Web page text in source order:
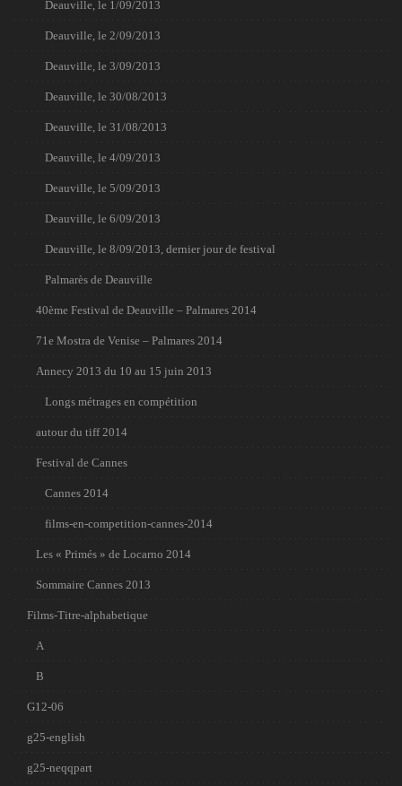
Deauville, le 1/09/2013
Deauville, le 2/09/2013
Deauville, le 3/09/2013
Deauville, le 30/08/2013
Deauville, le 31/08/2013
Deauville, le 4/09/2013
Deauville, le 5/09/2013
Deauville, le 6/09/2013
Deauville, le 8/09/2013, dernier jour de festival
Palmarès de Deauville
40ème Festival de Deauville – Palmares 2014
71e Mostra de Venise – Palmares 2014
Annecy 2013 du 10 au 15 juin 2013
Longs métrages en compétition
autour du tiff 2014
Festival de Cannes
Cannes 2014
films-en-competition-cannes-2014
Les « Primés » de Locarno 2014
Sommaire Cannes 2013
Films-Titre-alphabetique
A
B
G12-06
g25-english
g25-neqqpart